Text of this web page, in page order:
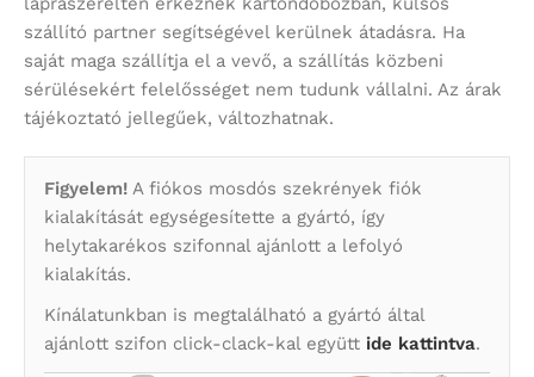
szállító partner segítségével kerülnek átadásra. Ha
saját maga szállítja el a vevő, a szállítás közbeni
sérülésekért felelősséget nem tudunk vállalni. Az árak
tájékoztató jellegűek, változhatnak.
Figyelem! A fiókos mosdós szekrények fiók
kialakítását egységesítette a gyártó, így
helytakarékos szifonnal ajánlott a lefolyó
kialakítás.
Kínálatunkban is megtalálható a gyártó által
ajánlott szifon click-clack-kal együtt ide kattintva.